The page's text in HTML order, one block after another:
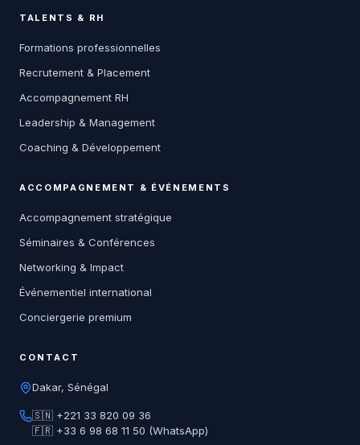
TALENTS & RH
Formations professionnelles
Recrutement & Placement
Accompagnement RH
Leadership & Management
Coaching & Développement
ACCOMPAGNEMENT & ÉVÉNEMENTS
Accompagnement stratégique
Séminaires & Conférences
Networking & Impact
Événementiel international
Conciergerie premium
CONTACT
Dakar, Sénégal
🇸🇳 +221 33 820 09 36
🇫🇷 +33 6 98 68 11 50 (WhatsApp)